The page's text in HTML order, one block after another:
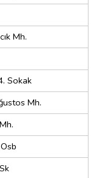
Mh.
Sokak
Mh.